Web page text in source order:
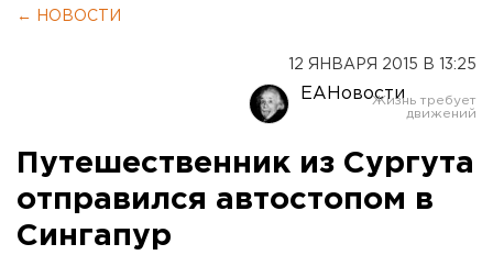
← НОВОСТИ
12 ЯНВАРЯ 2015 В 13:25
ЕАНовости
Путешественник из Сургута
отправился автостопом в
Сингапур